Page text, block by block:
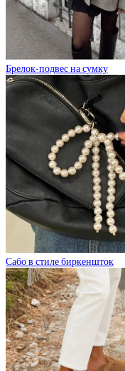
Брелок-подвес на сумку
Сабо в стиле биркеншток